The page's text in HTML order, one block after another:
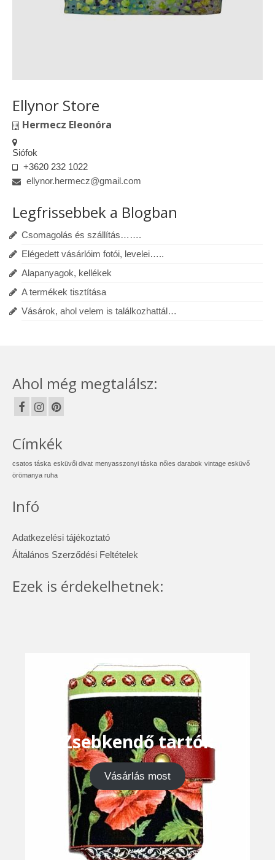
Ellynor Store
Hermecz Eleonóra
Siófok
+3620 232 1022
ellynor.hermecz@gmail.com
Legfrissebbek a Blogban
Csomagolás és szállítás…….
Elégedett vásárlóim fotói, levelei…..
Alapanyagok, kellékek
A termékek tisztítása
Vásárok, ahol velem is találkozhattál…
Ahol még megtalálsz:
Címkék
csatos táska esküvői divat menyasszonyi táska nőies darabok vintage esküvő
örömanya ruha
Infó
Adatkezelési tájékoztató
Általános Szerződési Feltételek
Ezek is érdekelhetnek:
Zsebkendő tartók
Vásárlás most